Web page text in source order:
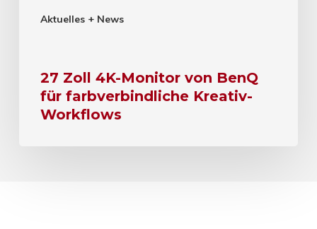
Aktuelles + News
27 Zoll 4K-Monitor von BenQ
für farbverbindliche Kreativ-
Workflows